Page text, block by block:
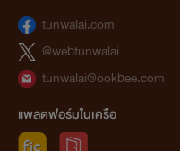
tunwalai.com
@webtunwalai
tunwalai@ookbee.com
แพลตฟอร์มในเครือ